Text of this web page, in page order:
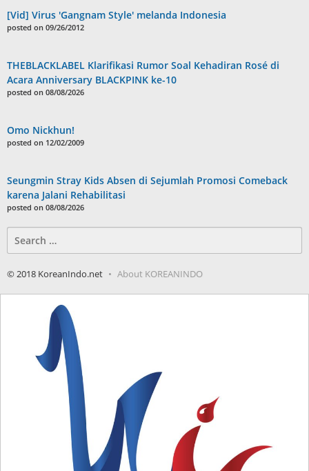
[Vid] Virus 'Gangnam Style' melanda Indonesia
posted on 09/26/2012
THEBLACKLABEL Klarifikasi Rumor Soal Kehadiran Rosé di
Acara Anniversary BLACKPINK ke-10
posted on 08/08/2026
Omo Nickhun!
posted on 12/02/2009
Seungmin Stray Kids Absen di Sejumlah Promosi Comeback
karena Jalani Rehabilitasi
posted on 08/08/2026
for:
© 2018 KoreanIndo.net About KOREANINDO